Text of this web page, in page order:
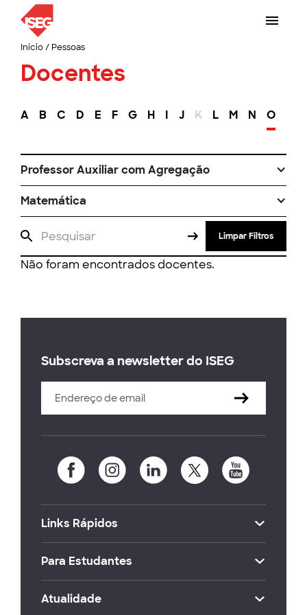
Início/ Pessoas
Docentes
A B C D E F G H I J K L M N O
Professor Auxiliar com Agregação
Matemática
Limpar Filtros
Não foram encontrados docentes.
Subscreva a newsletter do ISEG
Links Rápidos
Para Estudantes
Atualidade